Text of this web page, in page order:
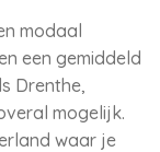
modaal
een gemiddeld
Drenthe,
mogelijk.
waar je